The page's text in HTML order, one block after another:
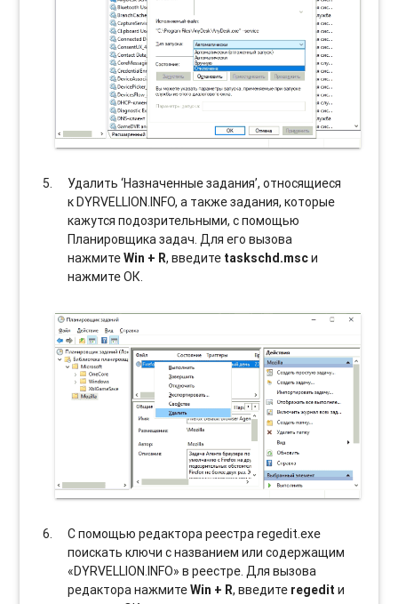
Удалить ‘Назначенные задания’, относящиеся
к DYRVELLION.INFO, а также задания, которые
кажутся подозрительными, с помощью
Планировщика задач. Для его вызова
нажмитеWin + R, введите taskschd.mscи
нажмите ОК.
С помощью редактора реестра regedit.exe
поискать ключи с названием или содержащим
«DYRVELLION.INFO» в реестре. Для вызова
редактора нажмитеWin + R, введите regedit и